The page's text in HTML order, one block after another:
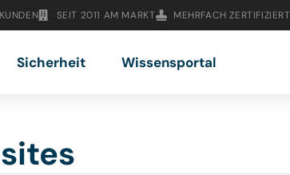
SEIT 2011 AM MARKT MEHRFACH ZERTIFIZIERT
Sicherheit Wissensportal